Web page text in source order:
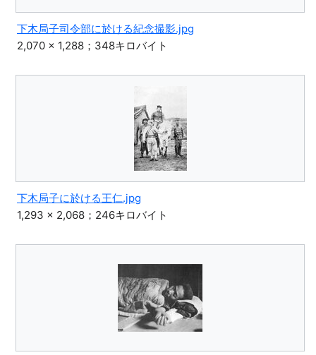
下木局子司令部に於ける紀念撮影.jpg
2,070 × 1,288；348キロバイト
下木局子に於ける王仁.jpg
1,293 × 2,068；246キロバイト